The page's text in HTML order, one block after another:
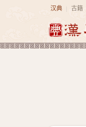
汉典 古籍